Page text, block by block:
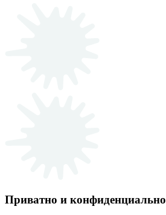
Приватно и конфиденциально